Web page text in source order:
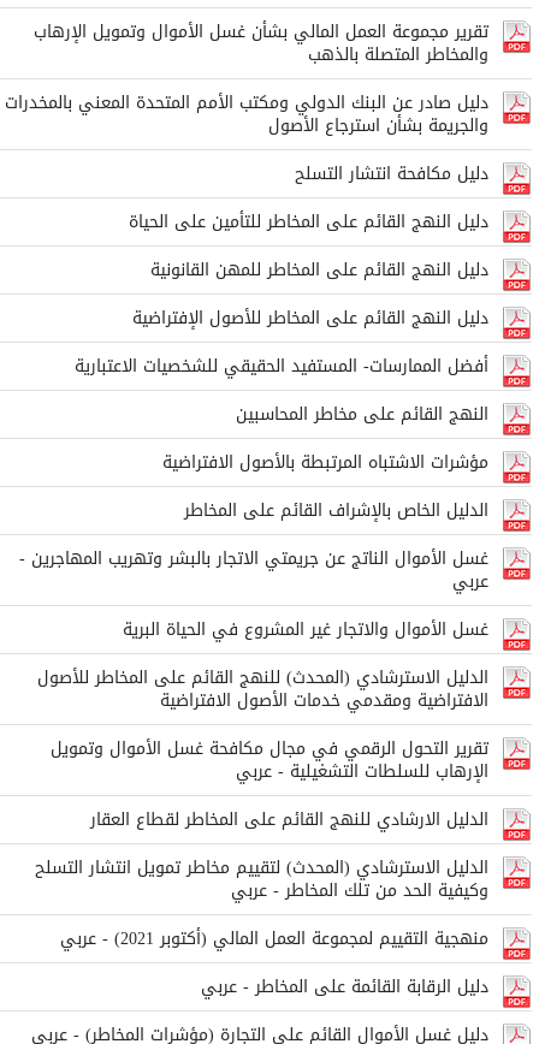
تقرير مجموعة العمل المالي بشأن غسل الأموال وتمويل الإرهاب
والمخاطر المتصلة بالذهب
دليل صادر عن البنك الدولي ومكتب الأمم المتحدة المعني بالمخدرات
والجريمة بشأن استرجاع الأصول
دليل مكافحة انتشار التسلح
دليل النهج القائم على المخاطر للتأمين على الحياة
دليل النهج القائم على المخاطر للمهن القانونية
دليل النهج القائم على المخاطر للأصول الإفتراضية
أفضل الممارسات- المستفيد الحقيقي للشخصيات الاعتبارية
النهج القائم على مخاطر المحاسبين
مؤشرات الاشتباه المرتبطة بالأصول الافتراضية
الدليل الخاص بالإشراف القائم على المخاطر
غسل الأموال الناتج عن جريمتي الاتجار بالبشر وتهريب المهاجرين -
عربي
غسل الأموال والاتجار غير المشروع في الحياة البرية
الدليل الاسترشادي (المحدث) للنهج القائم على المخاطر للأصول
الافتراضية ومقدمي خدمات الأصول الافتراضية
تقرير التحول الرقمي في مجال مكافحة غسل الأموال وتمويل
الإرهاب للسلطات التشغيلية - عربي
الدليل الارشادي للنهج القائم على المخاطر لقطاع العقار
الدليل الاسترشادي (المحدث) لتقييم مخاطر تمويل انتشار التسلح
وكيفية الحد من تلك المخاطر - عربي
منهجية التقييم لمجموعة العمل المالي (أكتوبر 2021) - عربي
دليل الرقابة القائمة على المخاطر - عربي
دليل غسل الأموال القائم على التجارة (مؤشرات المخاطر) - عربي